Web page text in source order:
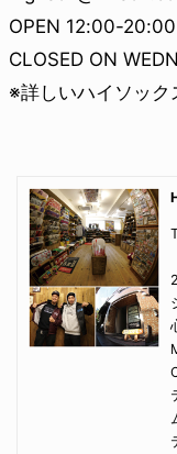
OPEN 12:00-20:00
CLOSED ON
※詳しいハイソック